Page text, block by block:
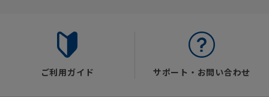
ご利用ガイド サポート・お問い合わせ